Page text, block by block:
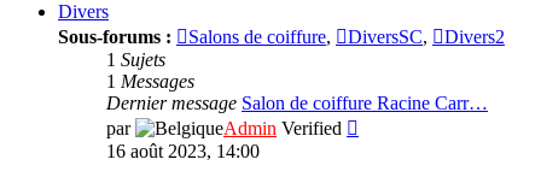
Divers
Sous-forums :
Salons de coiffure, DiversSC,
Divers2
1 Sujets
1 Messages
Dernier message Salon de coiffure Racine Carr…
par
Admin Verified
16 août 2023, 14:00